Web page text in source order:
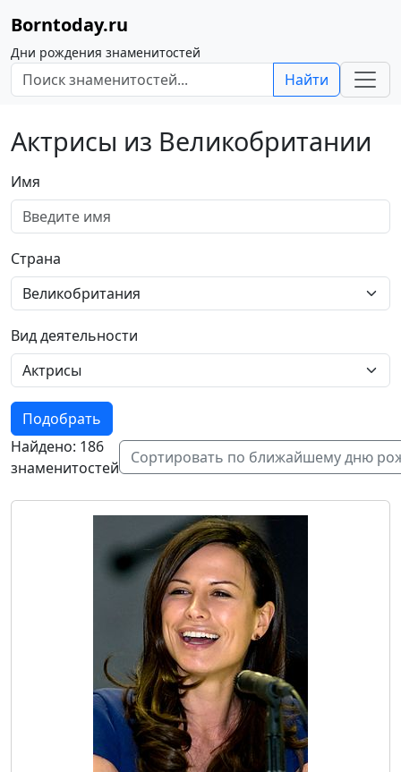
Borntoday.ru
Дни рождения знаменитостей
Найти
Актрисы из Великобритании
Имя
Страна
Вид деятельности
Подобрать
Найдено: 186
знаменитостей
Сортировать по ближайшему дню